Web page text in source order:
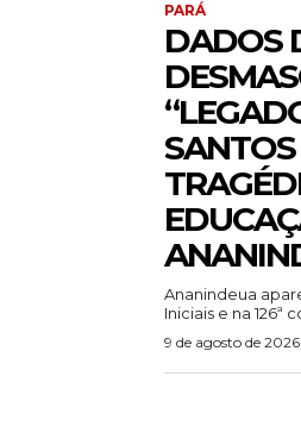
PARÁ
DADOS
Ananindeua
Iniciais e na 126ª
9 de agosto de 2026